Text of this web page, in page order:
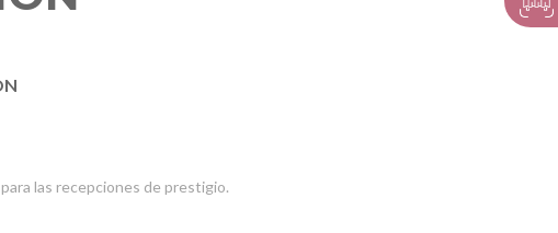
las recepciones de prestigio.